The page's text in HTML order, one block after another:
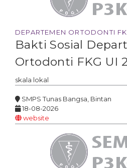
DEPARTEMEN ORTODONTI
Bakti Sosial
Ortodonti FKG UI
skala lokal
SMPS Tunas Bangsa, Bintan
18-08-2026
website